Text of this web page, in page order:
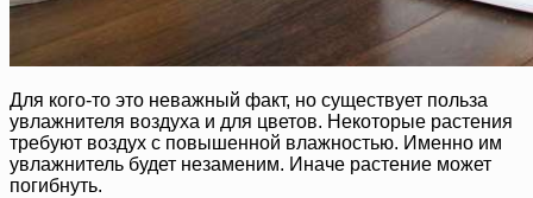
Для кого-то это неважный факт, но существует польза
увлажнителя воздуха и для цветов. Некоторые растения
требуют воздух с повышенной влажностью. Именно им
увлажнитель будет незаменим. Иначе растение может
погибнуть.